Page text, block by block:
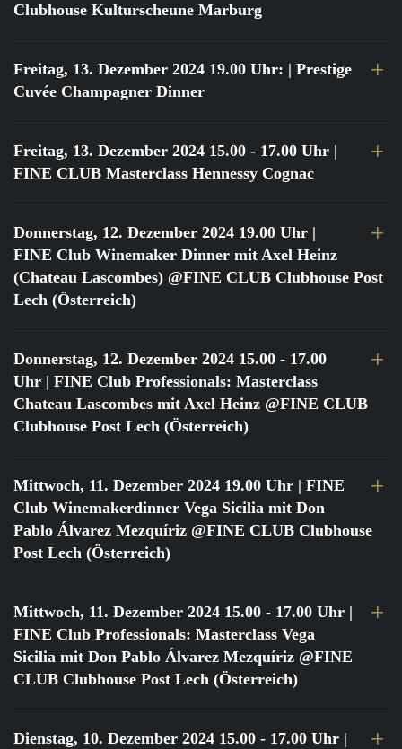
Clubhouse Kulturscheune Marburg
Freitag, 13. Dezember 2024 19.00 Uhr: | Prestige
Cuvée Champagner Dinner
Freitag, 13. Dezember 2024 15.00 - 17.00 Uhr |
FINE CLUB Masterclass Hennessy Cognac
Donnerstag, 12. Dezember 2024 19.00 Uhr |
FINE Club Winemaker Dinner mit Axel Heinz
(Chateau Lascombes) @FINE CLUB Clubhouse Post
Lech (Österreich)
Donnerstag, 12. Dezember 2024 15.00 - 17.00
Uhr | FINE Club Professionals: Masterclass
Chateau Lascombes mit Axel Heinz @FINE CLUB
Clubhouse Post Lech (Österreich)
Mittwoch, 11. Dezember 2024 19.00 Uhr | FINE
Club Winemakerdinner Vega Sicilia mit Don
Pablo Álvarez Mezquíriz @FINE CLUB Clubhouse
Post Lech (Österreich)
Mittwoch, 11. Dezember 2024 15.00 - 17.00 Uhr |
FINE Club Professionals: Masterclass Vega
Sicilia mit Don Pablo Álvarez Mezquíriz @FINE
CLUB Clubhouse Post Lech (Österreich)
Dienstag, 10. Dezember 2024 15.00 - 17.00 Uhr |